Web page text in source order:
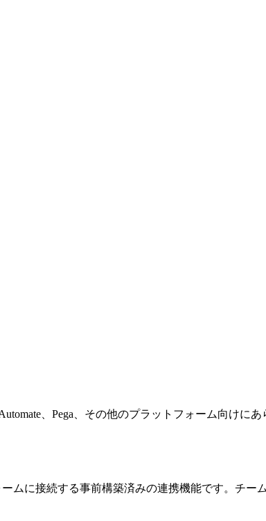
、Pega、その他のプラットフォーム向け
ムに接続する事前構築済みの連携機能です。チ